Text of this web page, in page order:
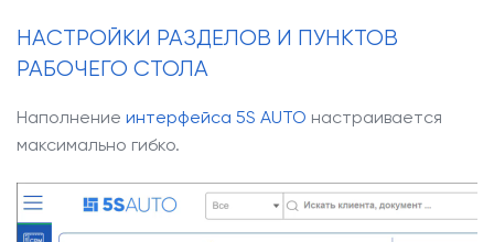
НАСТРОЙКИ РАЗДЕЛОВ И ПУНКТОВ
РАБОЧЕГО СТОЛА
Наполнение интерфейса 5S AUTO настраивается
максимально гибко.